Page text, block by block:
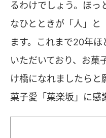
るわけでしょう。ほっ
なひとときが「人」と
ます。これまで20年
いただいており、お菓
け橋になれましたらと
菓子愛「菓楽坂」に感